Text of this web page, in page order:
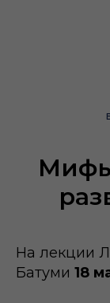
На лекции
Батуми 18